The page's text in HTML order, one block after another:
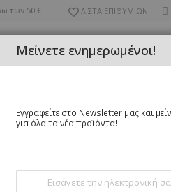
των 50 €Μετάβαση ΛΙΣΤΑ ΕΠΙΘΥΜΙΩΝ
ΕΠΟΧΙΑΚΑ
Μείνετε ενημερωμένοι!
Εγγραφείτε στο Newsletter μας και
για όλα τα νέα προϊόντα!
Εγγραφή